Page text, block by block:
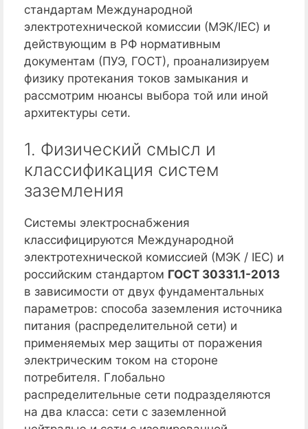
стандартам Международной
электротехнической комиссии (МЭК/IEC) и
действующим в РФ нормативным
документам (ПУЭ, ГОСТ), проанализируем
физику протекания токов замыкания и
рассмотрим нюансы выбора той или иной
архитектуры сети.
1. Физический смысл и
классификация систем
заземления
Системы электроснабжения
классифицируются Международной
электротехнической комиссией (МЭК / IEC) и
российским стандартом ГОСТ 30331.1-2013
в зависимости от двух фундаментальных
параметров: способа заземления источника
питания (распределительной сети) и
применяемых мер защиты от поражения
электрическим током на стороне
потребителя. Глобально
распределительные сети подразделяются
на два класса: сети с заземленной